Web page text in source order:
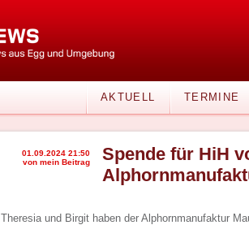
AKTUELL TERMINE
01.09.2024 21:50
von mein Beitrag
Spende für HiH
Theresia und Birgit haben der Alphornmanufaktur